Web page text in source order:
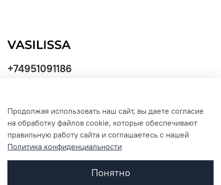
+74951091186
Продолжая использовать наш сайт, вы даете согласие
на обработку файлов cookie, которые обеспечивают
правильную работу сайта и соглашаетесь с нашей
Политика конфиденциальности
Понятно
обработки